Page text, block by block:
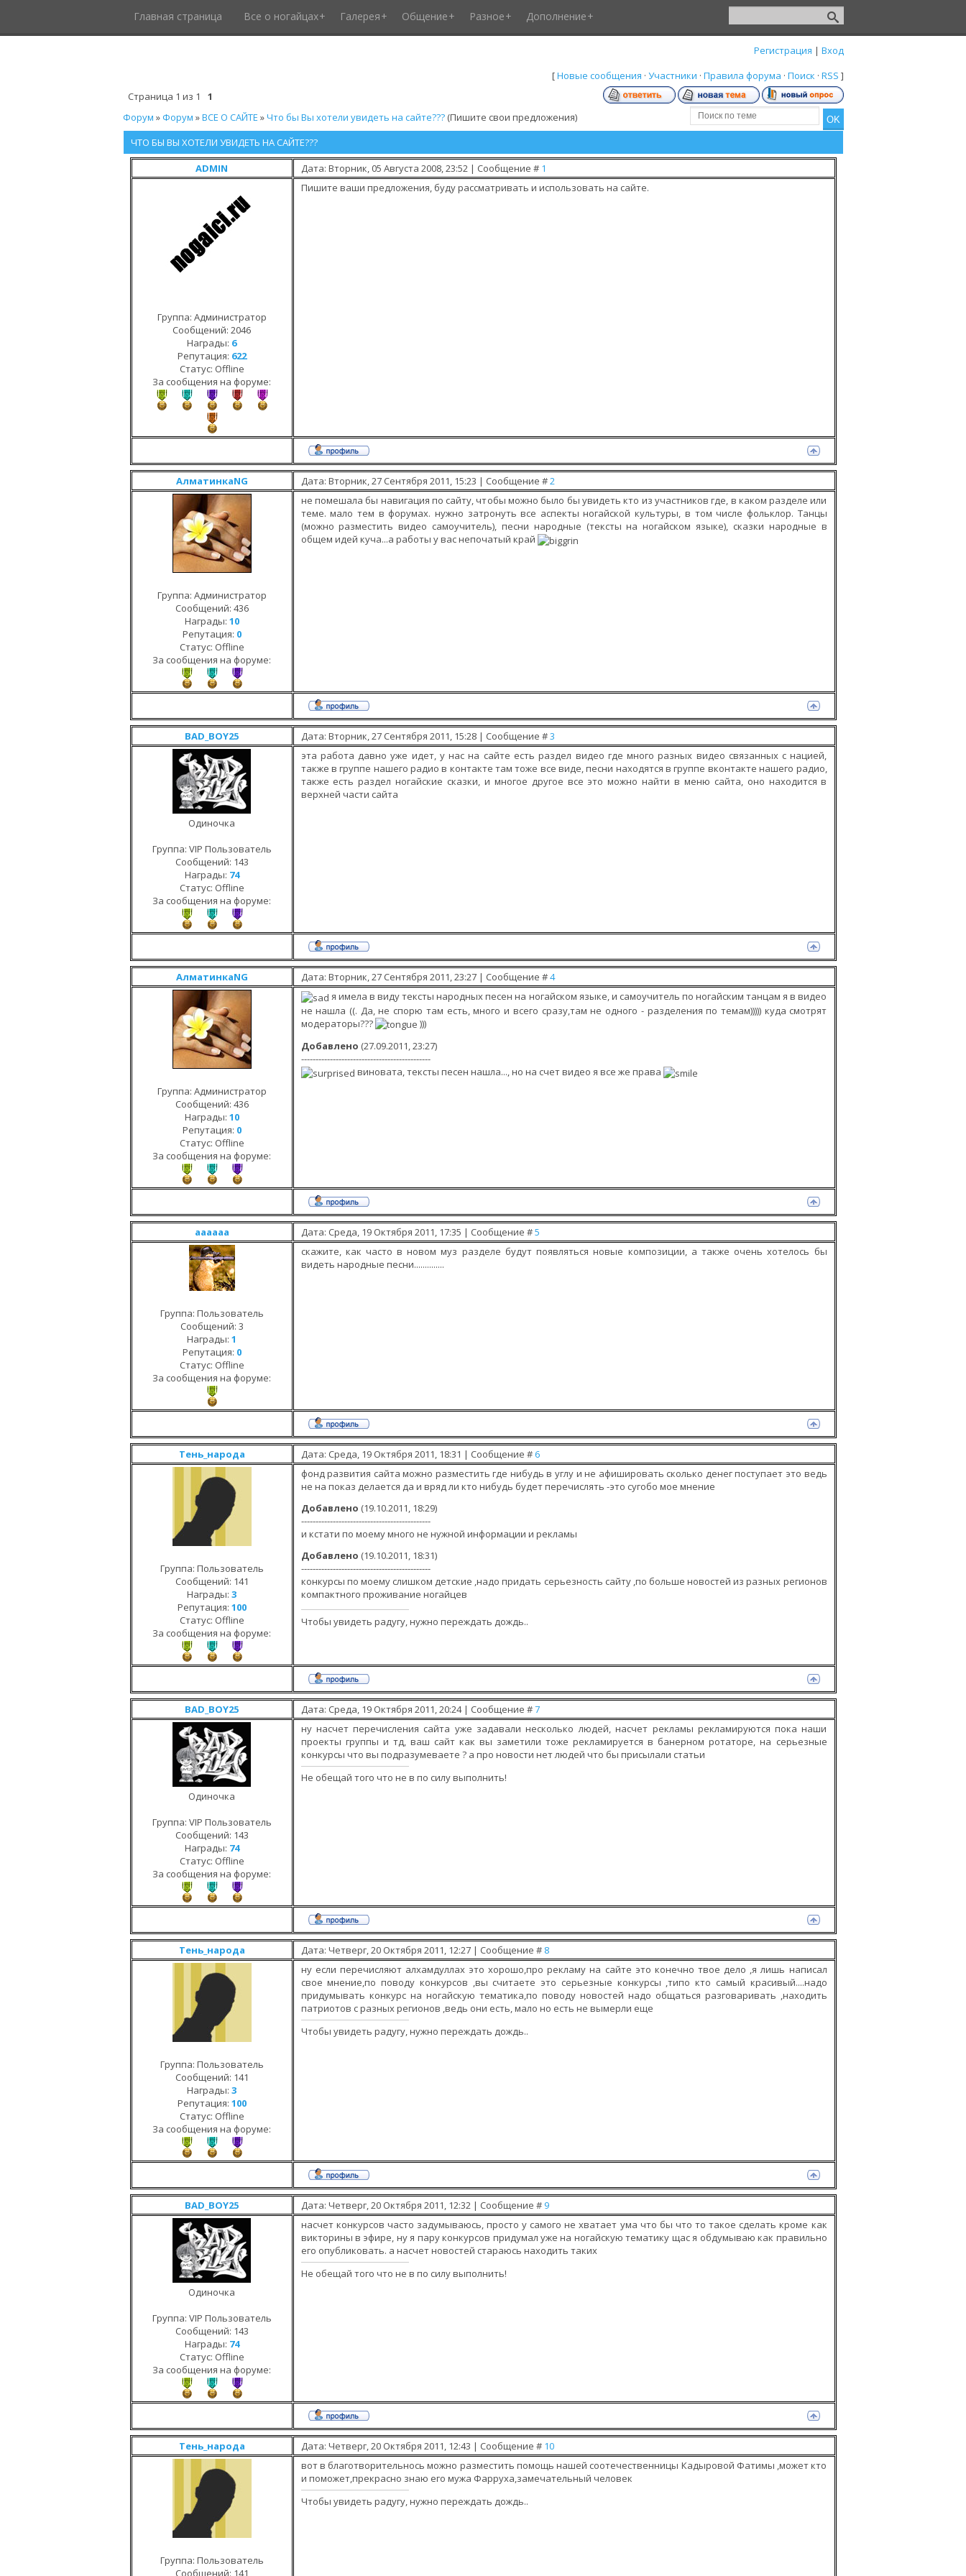
Главная страница Все о ногайцах Галерея Общение Разное Дополнение
Регистрация | Вход
[Новые сообщения · Участники · Правила форума · Поиск · RSS ]
Страница 1 из 1
1
Форум » Форум »ВСЕ О САЙТЕ »Что бы Вы хотели увидеть на сайте??? (Пишите свои предложения)
ЧТО БЫ ВЫ ХОТЕЛИ УВИДЕТЬ НА САЙТЕ???
ADMIN
Дата: Вторник, 05 Августа 2008, 23:52 | Сообщение # 1
Группа: Администратор
Сообщений: 2046
Награды: 6
Репутация: 622
Статус: Offline
За сообщения на форуме:
Пишите ваши предложения, буду рассматривать и использовать на сайте.
АлматинкаNG Дата: Вторник, 27 Сентября 2011, 15:23 | Сообщение #2
Группа: Администратор
Сообщений: 436
Награды: 10
Репутация: 0
Статус: Offline
За сообщения на форуме:
не помешала бы навигация по сайту, чтобы можно было бы увидеть кто из участников где, в каком разделе или
теме. мало тем в форумах. нужно затронуть все аспекты ногайской культуры, в том числе фольклор. Танцы
(можно разместить видео самоучитель), песни народные (тексты на ногайском языке), сказки народные в
общем идей куча...а работы у вас непочатый край
BAD_BOY25 Дата: Вторник, 27 Сентября 2011, 15:28 | Сообщение #3
Одиночка
Группа: VIP Пользователь
Сообщений: 143
Награды: 74
Статус: Offline
За сообщения на форуме:
эта работа давно уже идет, у нас на сайте есть раздел видео где много разных видео связанных с нацией,
также в группе нашего радио в контакте там тоже все виде, песни находятся в группе вконтакте нашего радио,
также есть раздел ногайские сказки, и многое другое все это можно найти в меню сайта, оно находится в
верхней части сайта
АлматинкаNG Дата: Вторник, 27 Сентября 2011, 23:27 | Сообщение #4
Группа: Администратор
Сообщений: 436
Награды: 10
Репутация: 0
Статус: Offline
За сообщения на форуме:
я имела в виду тексты народных песен на ногайском языке, и самоучитель по ногайским танцам я в видео
не нашла ((. Да, не спорю там есть, много и всего сразу,там не одного - разделения по темам))))) куда смотрят
модераторы???
)))
Добавлено (27.09.2011, 23:27)
---------------------------------------------
виновата, тексты песен нашла..., но на счет видео я все же права
aaaaaa Дата: Среда, 19 Октября 2011, 17:35 | Сообщение #5
Группа: Пользователь
Сообщений: 3
Награды: 1
Репутация: 0
Статус: Offline
За сообщения на форуме:
скажите, как часто в новом муз разделе будут появляться новые композиции, а также очень хотелось бы
видеть народные песни..............
Тень_народа Дата: Среда, 19 Октября 2011, 18:31 | Сообщение # 6
Группа: Пользователь
Сообщений: 141
Награды: 3
Репутация: 100
Статус: Offline
За сообщения на форуме:
фонд развития сайта можно разместить где нибудь в углу и не афишировать сколько денег поступает это ведь
не на показ делается да и вряд ли кто нибудь будет перечислять -это сугобо мое мнение
Добавлено (19.10.2011, 18:29)
---------------------------------------------
и кстати по моему много не нужной информации и рекламы
Добавлено (19.10.2011, 18:31)
---------------------------------------------
конкурсы по моему слишком детские ,надо придать серьезность сайту ,по больше новостей из разных регионов
компактного проживание ногайцев
Чтобы увидеть радугу, нужно переждать дождь..
BAD_BOY25 Дата: Среда, 19 Октября 2011, 20:24 | Сообщение #7
Одиночка
Группа: VIP Пользователь
Сообщений: 143
Награды: 74
Статус: Offline
За сообщения на форуме:
ну насчет перечисления сайта уже задавали несколько людей, насчет рекламы рекламируются пока наши
проекты группы и тд, ваш сайт как вы заметили тоже рекламируется в банерном ротаторе, на серьезные
конкурсы что вы подразумеваете ? а про новости нет людей что бы присылали статьи
Не обещай того что не в по силу выполнить!
Тень_народа Дата: Четверг, 20 Октября 2011, 12:27 | Сообщение # 8
Группа: Пользователь
Сообщений: 141
Награды: 3
Репутация: 100
Статус: Offline
За сообщения на форуме:
ну если перечисляют алхамдуллах это хорошо,про рекламу на сайте это конечно твое дело ,я лишь написал
свое мнение,по поводу конкурсов ,вы считаете это серьезные конкурсы ,типо кто самый красивый....надо
придумывать конкурс на ногайскую тематика,по поводу новостей надо общаться разговаривать ,находить
патриотов с разных регионов ,ведь они есть, мало но есть не вымерли еще
Чтобы увидеть радугу, нужно переждать дождь..
BAD_BOY25 Дата: Четверг, 20 Октября 2011, 12:32 | Сообщение # 9
Одиночка
Группа: VIP Пользователь
Сообщений: 143
Награды: 74
Статус: Offline
За сообщения на форуме:
насчет конкурсов часто задумываюсь, просто у самого не хватает ума что бы что то такое сделать кроме как
викторины в эфире, ну я пару конкурсов придумал уже на ногайскую тематику щас я обдумываю как правильно
его опубликовать. а насчет новостей стараюсь находить таких
Не обещай того что не в по силу выполнить!
Тень_народа Дата: Четверг, 20 Октября 2011, 12:43 | Сообщение # 10
Группа: Пользователь
Сообщений: 141
вот в благотворительнось можно разместить помощь нашей соотечественницы Кадыровой Фатимы ,может кто
и поможет,прекрасно знаю его мужа Фарруха,замечательный человек
Чтобы увидеть радугу, нужно переждать дождь..